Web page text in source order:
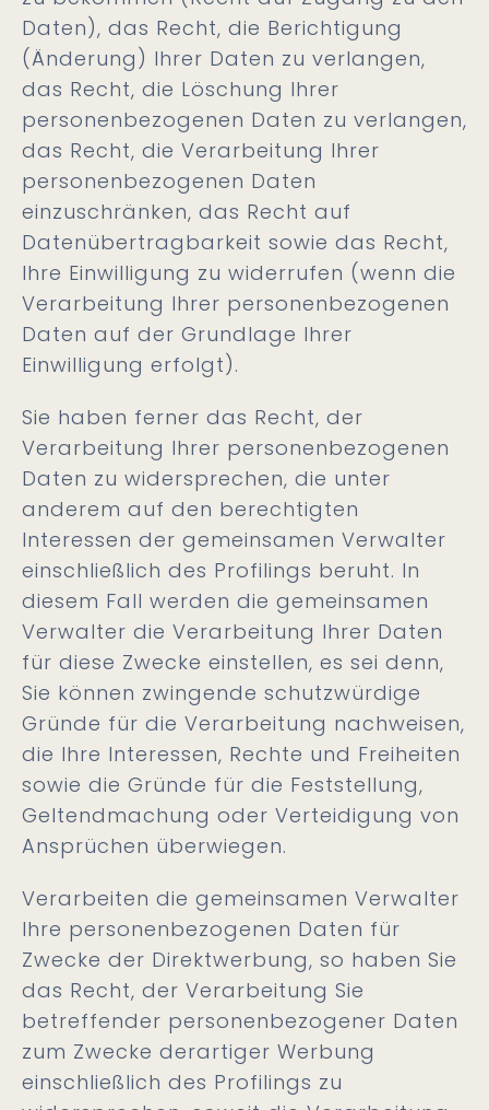
Daten), das Recht, die Berichtigung
(Änderung) Ihrer Daten zu verlangen,
das Recht, die Löschung Ihrer
personenbezogenen Daten zu verlangen,
das Recht, die Verarbeitung Ihrer
personenbezogenen Daten
einzuschränken, das Recht auf
Datenübertragbarkeit sowie das Recht,
Ihre Einwilligung zu widerrufen (wenn die
Verarbeitung Ihrer personenbezogenen
Daten auf der Grundlage Ihrer
Einwilligung erfolgt).
Sie haben ferner das Recht, der
Verarbeitung Ihrer personenbezogenen
Daten zu widersprechen, die unter
anderem auf den berechtigten
Interessen der gemeinsamen Verwalter
einschließlich des Profilings beruht. In
diesem Fall werden die gemeinsamen
Verwalter die Verarbeitung Ihrer Daten
für diese Zwecke einstellen, es sei denn,
Sie können zwingende schutzwürdige
Gründe für die Verarbeitung nachweisen,
die Ihre Interessen, Rechte und Freiheiten
sowie die Gründe für die Feststellung,
Geltendmachung oder Verteidigung von
Ansprüchen überwiegen.
Verarbeiten die gemeinsamen Verwalter
Ihre personenbezogenen Daten für
Zwecke der Direktwerbung, so haben Sie
das Recht, der Verarbeitung Sie
betreffender personenbezogener Daten
zum Zwecke derartiger Werbung
einschließlich des Profilings zu